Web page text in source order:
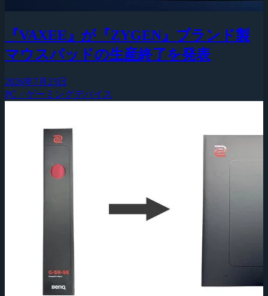
『VAXEE』が『ZYGEN』ブランド製
マウスパッドの生産終了を発表
2026年7月23日
PC・ゲーミングデバイス